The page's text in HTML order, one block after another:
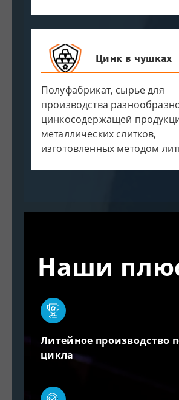
Цинк в чушках
Полуфабрикат, сырье для
производства
цинкосодержащей
металлических слитков,
изготовленных методом
Наши
Литейное производство
цикла